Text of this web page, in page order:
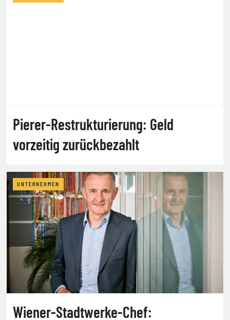
Pierer-Restrukturierung: Geld
vorzeitig zurückbezahlt
UNTERNEHMEN
Wiener-Stadtwerke-Chef: